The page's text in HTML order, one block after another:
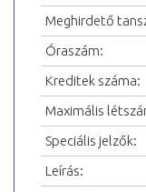
Meghirdető
Óraszám:
Kreditek száma:
Maximális
Speciális jelzők:
Leírás: